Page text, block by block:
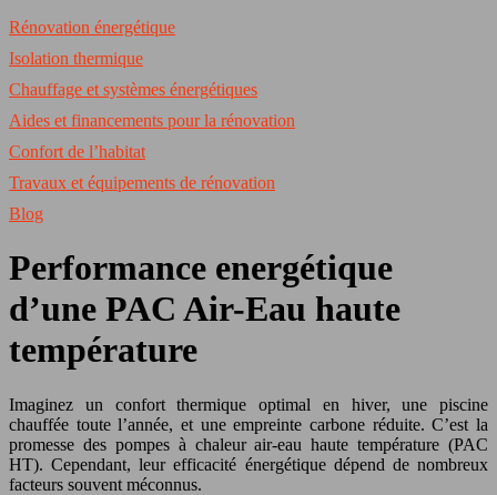
Rénovation énergétique
Isolation thermique
Chauffage et systèmes énergétiques
Aides et financements pour la rénovation
Confort de l’habitat
Travaux et équipements de rénovation
Blog
Performance energétique
d’une PAC Air-Eau haute
température
Imaginez un confort thermique optimal en hiver, une piscine
chauffée toute l’année, et une empreinte carbone réduite. C’est la
promesse des pompes à chaleur air-eau haute température (PAC
HT). Cependant, leur efficacité énergétique dépend de nombreux
facteurs souvent méconnus.